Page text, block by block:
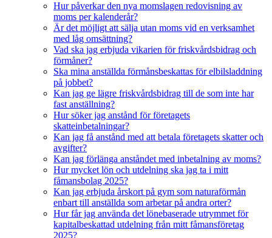
Hur påverkar den nya momslagen redovisning av
moms per kalenderår?
Är det möjligt att sälja utan moms vid en verksamhet
med låg omsättning?
Vad ska jag erbjuda vikarien för friskvårdsbidrag och
förmåner?
Ska mina anställda förmånsbeskattas för elbilsladdning
på jobbet?
Kan jag ge lägre friskvårdsbidrag till de som inte har
fast anställning?
Hur söker jag anstånd för företagets
skatteinbetalningar?
Kan jag få anstånd med att betala företagets skatter och
avgifter?
Kan jag förlänga anståndet med inbetalning av moms?
Hur mycket lön och utdelning ska jag ta i mitt
fåmansbolag 2025?
Kan jag erbjuda årskort på gym som naturaförmån
enbart till anställda som arbetar på andra orter?
Hur får jag använda det lönebaserade utrymmet för
kapitalbeskattad utdelning från mitt fåmansföretag
2025?